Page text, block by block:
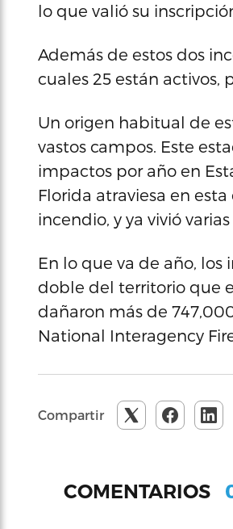
lo que valió su
Además de estos dos
cuales 25 están
Un origen habitual de
vastos campos. Este
impactos por año en
Florida atraviesa en
incendio, y ya vivió
En lo que va de año, los
doble del territorio que
dañaron más de
National Interagency
Compartir
COMENTARIOS